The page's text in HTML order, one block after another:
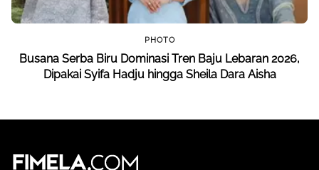
PHOTO
Busana Serba Biru Dominasi Tren Baju Lebaran 2026,
Dipakai Syifa Hadju hingga Sheila Dara Aisha